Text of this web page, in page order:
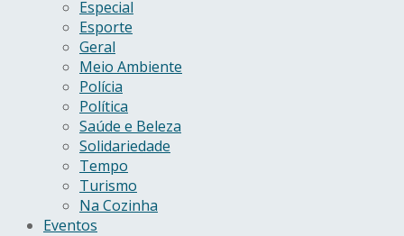
Especial
Esporte
Geral
Meio Ambiente
Polícia
Política
Saúde e Beleza
Solidariedade
Tempo
Turismo
Na Cozinha
Eventos